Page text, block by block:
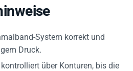
System korrekt und
Druck.
über Konturen, bis die